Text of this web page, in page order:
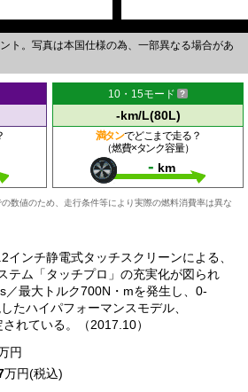
ト。写真は本国仕様の為、一部異なる場合があ
10・15モード
-km/L(80L)
満タンでどこまで走る？
（燃費×タンク容量）
- km
数値のため、走行条件等により実際の燃料消費率は異な
インチ静電式タッチスクリーンによる、
テム「タッチプロ」の充実化が図られ
／最大トルク700N・mを発生し、0-
たハイパフォーマンスモデル、
れている。（2017.10）
円
万円(税込)